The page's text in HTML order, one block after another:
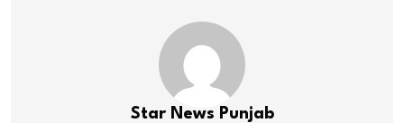
Star News Punjab